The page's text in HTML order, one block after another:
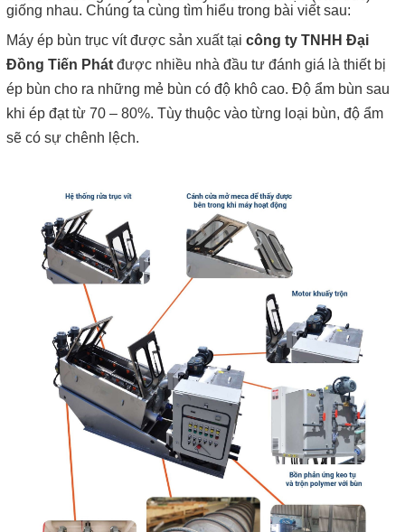
giống nhau. Chúng ta cùng tìm hiểu trong bài viết sau:
Máy ép bùn trục vít được sản xuất tại công ty TNHH Đại
Đồng Tiến Phát được nhiều nhà đầu tư đánh giá là thiết bị
ép bùn cho ra những mẻ bùn có độ khô cao. Độ ẩm bùn sau
khi ép đạt từ 70 – 80%. Tùy thuộc vào từng loại bùn, độ ẩm
sẽ có sự chênh lệch.